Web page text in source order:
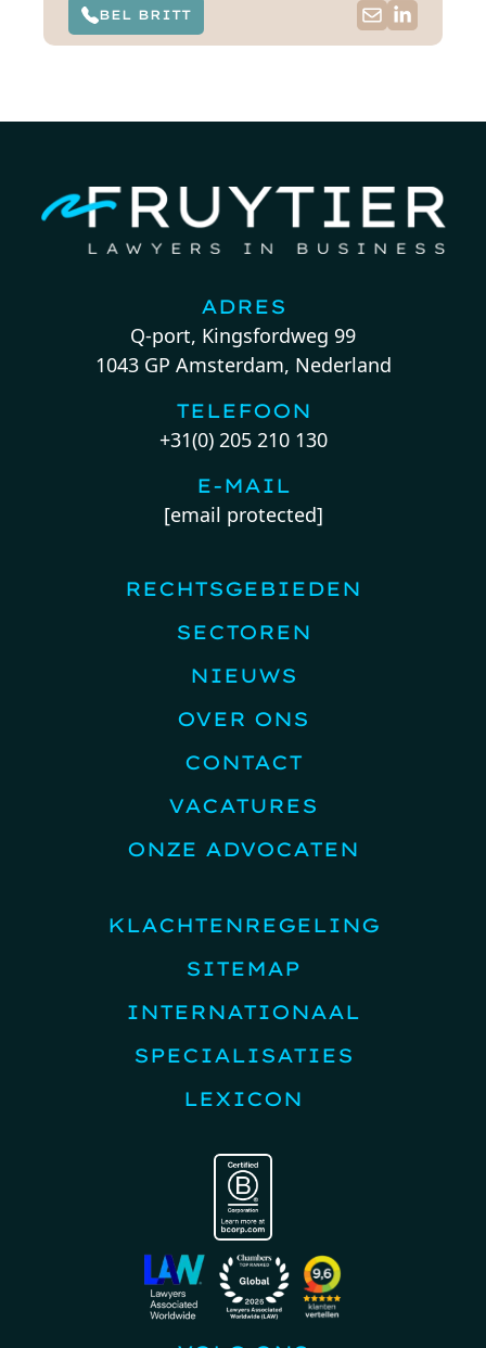
BEL BRITT
ADRES
Q-port, Kingsfordweg 99
1043 GP Amsterdam, Nederland
TELEFOON
+31(0) 205 210 130
E-MAIL
[email protected]
RECHTSGEBIEDEN
SECTOREN
NIEUWS
OVER ONS
CONTACT
VACATURES
ONZE ADVOCATEN
KLACHTENREGELING
SITEMAP
INTERNATIONAAL
SPECIALISATIES
LEXICON